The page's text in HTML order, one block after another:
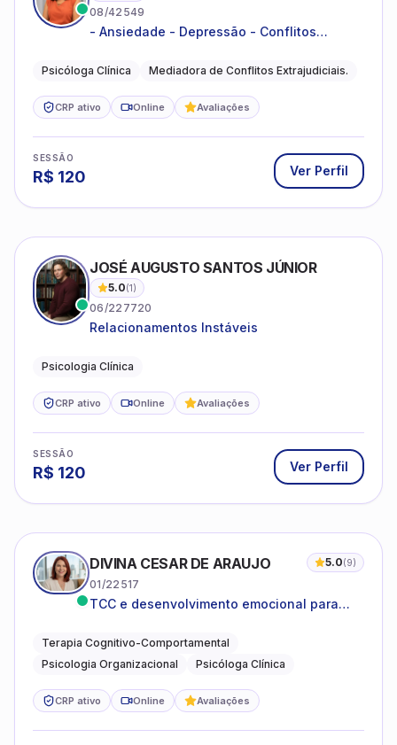
08/42549
- Ansiedade - Depressão - Conflitos
relacionamentos - Autoestima -
Psicóloga Clínica Mediadora de Conflitos Extrajudiciais.
CRP ativo Online Avaliações
SESSÃO
R$ 120 Ver Perfil
JOSÉ AUGUSTO SANTOS JÚNIOR
5.0(1)
06/227720
Relacionamentos Instáveis
Psicologia Clínica
CRP ativo Online Avaliações
SESSÃO
R$ 120 Ver Perfil
DIVINA CESAR DE ARAUJO 5.0(9)
01/22517
TCC e desenvolvimento emocional para
Terapia Cognitivo-Comportamental
Psicologia Organizacional
Psicóloga Clínica
CRP ativo Online Avaliações